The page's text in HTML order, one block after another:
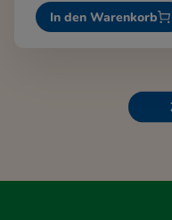
In den Warenkorb